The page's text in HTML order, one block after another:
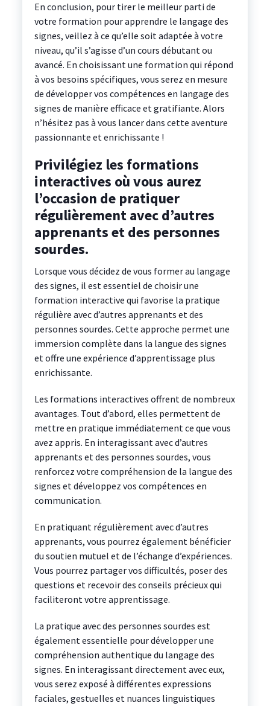
En conclusion, pour tirer le meilleur parti de
votre formation pour apprendre le langage des
signes, veillez à ce qu’elle soit adaptée à votre
niveau, qu’il s’agisse d’un cours débutant ou
avancé. En choisissant une formation qui répond
à vos besoins spécifiques, vous serez en mesure
de développer vos compétences en langage des
signes de manière efficace et gratifiante. Alors
n’hésitez pas à vous lancer dans cette aventure
passionnante et enrichissante !
Privilégiez les formations
interactives où vous aurez
l’occasion de pratiquer
régulièrement avec d’autres
apprenants et des personnes
sourdes.
Lorsque vous décidez de vous former au langage
des signes, il est essentiel de choisir une
formation interactive qui favorise la pratique
régulière avec d’autres apprenants et des
personnes sourdes. Cette approche permet une
immersion complète dans la langue des signes
et offre une expérience d’apprentissage plus
enrichissante.
Les formations interactives offrent de nombreux
avantages. Tout d’abord, elles permettent de
mettre en pratique immédiatement ce que vous
avez appris. En interagissant avec d’autres
apprenants et des personnes sourdes, vous
renforcez votre compréhension de la langue des
signes et développez vos compétences en
communication.
En pratiquant régulièrement avec d’autres
apprenants, vous pourrez également bénéficier
du soutien mutuel et de l’échange d’expériences.
Vous pourrez partager vos difficultés, poser des
questions et recevoir des conseils précieux qui
faciliteront votre apprentissage.
La pratique avec des personnes sourdes est
également essentielle pour développer une
compréhension authentique du langage des
signes. En interagissant directement avec eux,
vous serez exposé à différentes expressions
faciales, gestuelles et nuances linguistiques